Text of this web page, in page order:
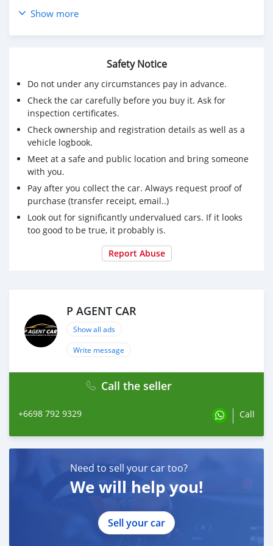
2014 HONDA JAZZ 1.3 HYBRID ผ่อน 3,049 บาท 12 เดือน
🔥ราคา 324,000 จัดได้ 360,000 บาท (สามารถจัดเต็มวงเงิน
🔥รถมือเดียวออกห้าง ไมล์น้อยเช็คศูนย์ตลอด
🔥เต็นท์รถที่มียอดขายเป็นอันดับ 1 ของประเทศ
🔥มีรถให้เลือกมากกว่า 1,200 คัน
🔥ขับฟรีดอกเบี้ย 1 ปี (ผ่อน 0% 12 เดือน)
🔥รับประกันคุณภาพ ไม่พอใจยินดีคืนเงินภายใน 14วัน ที่เดียว
ในประเทศ
ราคา 324,000 บ. ผ่อนเพียง 6,098 บ.
Brand. : HONDA Year. : 2014
Model. : JAZZ Grade. : 1.3 HYBRID
Engine. : 1300 CC Type : เบนซิน+ไฟฟ้า
Gearbox : AT Color. : เขียว
Mileage. : 77,XXX km.
เงินดาวน์ : 0 บาท
ประกันภัย : ฟรีประกันภัย 1 ปี
ค่าดำเนินการ : 10,000 บาท
รวมออกร : 0 บาท
ผ่อน72 = 6,177 บาท
เงื่อนไขเป็นไปตามที่ไฟแนนซ์กำหนด
#PAGENTCARศูนย์รวมรถยนต์คุณภาพมือสอง #รถบ้านมือ
สองฟรีดาวน์ผ่อนถูก #รถมือสองป้ายแดง #รถฟรีดาวน์ #ขาย
รถได้ #ซื้อขายรถยนต์มือสอง
#2014HONDAJAZZ13HYBRID #HONDA #JAZZ
Show more
Safety Notice
Do not under any circumstances pay in advance.
Check the car carefully before you buy it. Ask for
inspection certificates.
Check ownership and registration details as well as a
vehicle logbook.
Meet at a safe and public location and bring someone
with you.
Pay after you collect the car. Always request proof of
purchase (transfer receipt, email..)
Look out for significantly undervalued cars. If it looks
too good to be true, it probably is.
Report Abuse
P AGENT CAR
Show all ads
Write message
Call the seller
+6698 792 9329 Call
Need to sell your car too?
We will help you!
Sell your car